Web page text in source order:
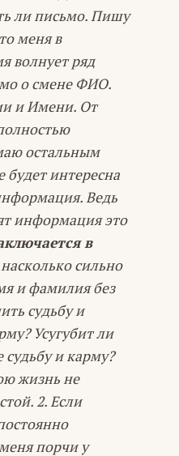
ли письмо. Пишу
меня в
волнует ряд
о смене ФИО.
и Имени. От
остальным
будет интересна
Ведь
информация это
в
сильно
и фамилия без
судьбу и
Усугубит ли
и карму?
жизнь не
2. Если
порчи у